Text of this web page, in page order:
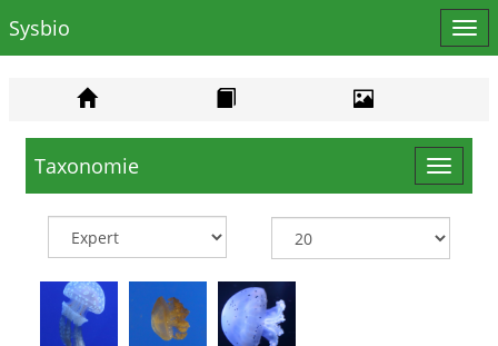
le
Sysbio
Toggle
Taxonomie